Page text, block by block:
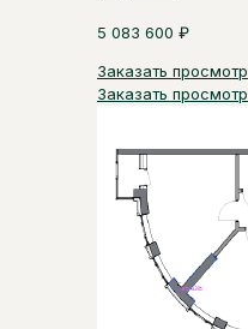
5 083 600 ₽
Заказать просмотр
Заказать просмотр